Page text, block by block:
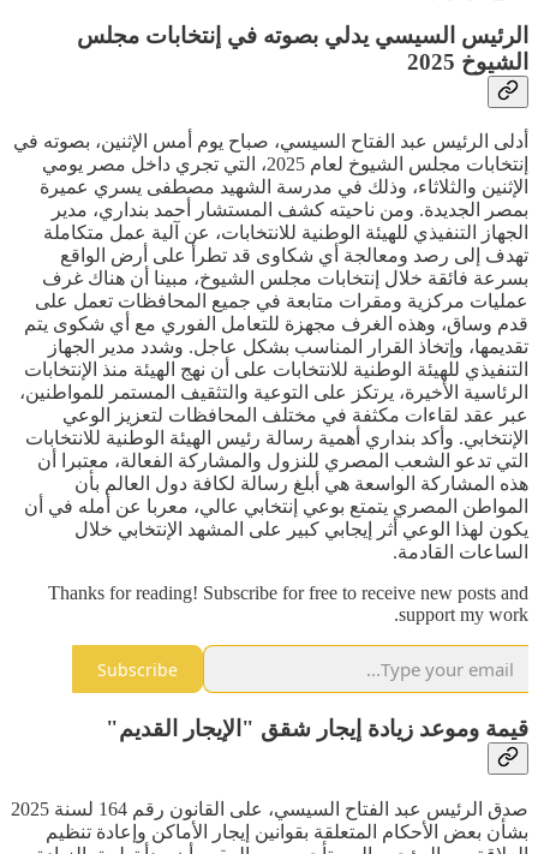
الرئيس السيسي يدلي بصوته في إنتخابات مجلس
الشيوخ 2025
أدلى الرئيس عبد الفتاح السيسي، صباح يوم أمس الإثنين، بصوته في
إنتخابات مجلس الشيوخ لعام 2025، التي تجري داخل مصر يومي
الإثنين والثلاثاء، وذلك في مدرسة الشهيد مصطفى يسري عميرة
بمصر الجديدة. ومن ناحيته كشف المستشار أحمد بنداري، مدير
الجهاز التنفيذي للهيئة الوطنية للانتخابات، عن آلية عمل متكاملة
تهدف إلى رصد ومعالجة أي شكاوى قد تطرأ على أرض الواقع
بسرعة فائقة خلال إنتخابات مجلس الشيوخ، مبينا أن هناك غرف
عمليات مركزية ومقرات متابعة في جميع المحافظات تعمل على
قدم وساق، وهذه الغرف مجهزة للتعامل الفوري مع أي شكوى يتم
تقديمها، وإتخاذ القرار المناسب بشكل عاجل. وشدد مدير الجهاز
التنفيذي للهيئة الوطنية للانتخابات على أن نهج الهيئة منذ الإنتخابات
الرئاسية الأخيرة، يرتكز على التوعية والتثقيف المستمر للمواطنين،
عبر عقد لقاءات مكثفة في مختلف المحافظات لتعزيز الوعي
الإنتخابي. وأكد بنداري أهمية رسالة رئيس الهيئة الوطنية للانتخابات
التي تدعو الشعب المصري للنزول والمشاركة الفعالة، معتبرا أن
هذه المشاركة الواسعة هي أبلغ رسالة لكافة دول العالم بأن
المواطن المصري يتمتع بوعي إنتخابي عالي، معربا عن أمله في أن
يكون لهذا الوعي أثر إيجابي كبير على المشهد الإنتخابي خلال
الساعات القادمة.
Thanks for reading! Subscribe for free to receive new posts and
support my work.
Subscribe
قيمة وموعد زيادة إيجار شقق "الإيجار القديم"
صدق الرئيس عبد الفتاح السيسي، على القانون رقم 164 لسنة 2025
بشأن بعض الأحكام المتعلقة بقوانين إيجار الأماكن وإعادة تنظيم